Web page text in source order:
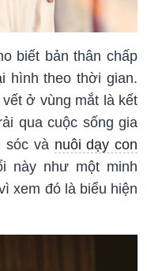
biết bản thân chấp
hình theo thời gian.
ở vùng mắt là kết
qua cuộc sống gia
sóc và nuôi dạy con
này như một minh
xem đó là biểu hiện